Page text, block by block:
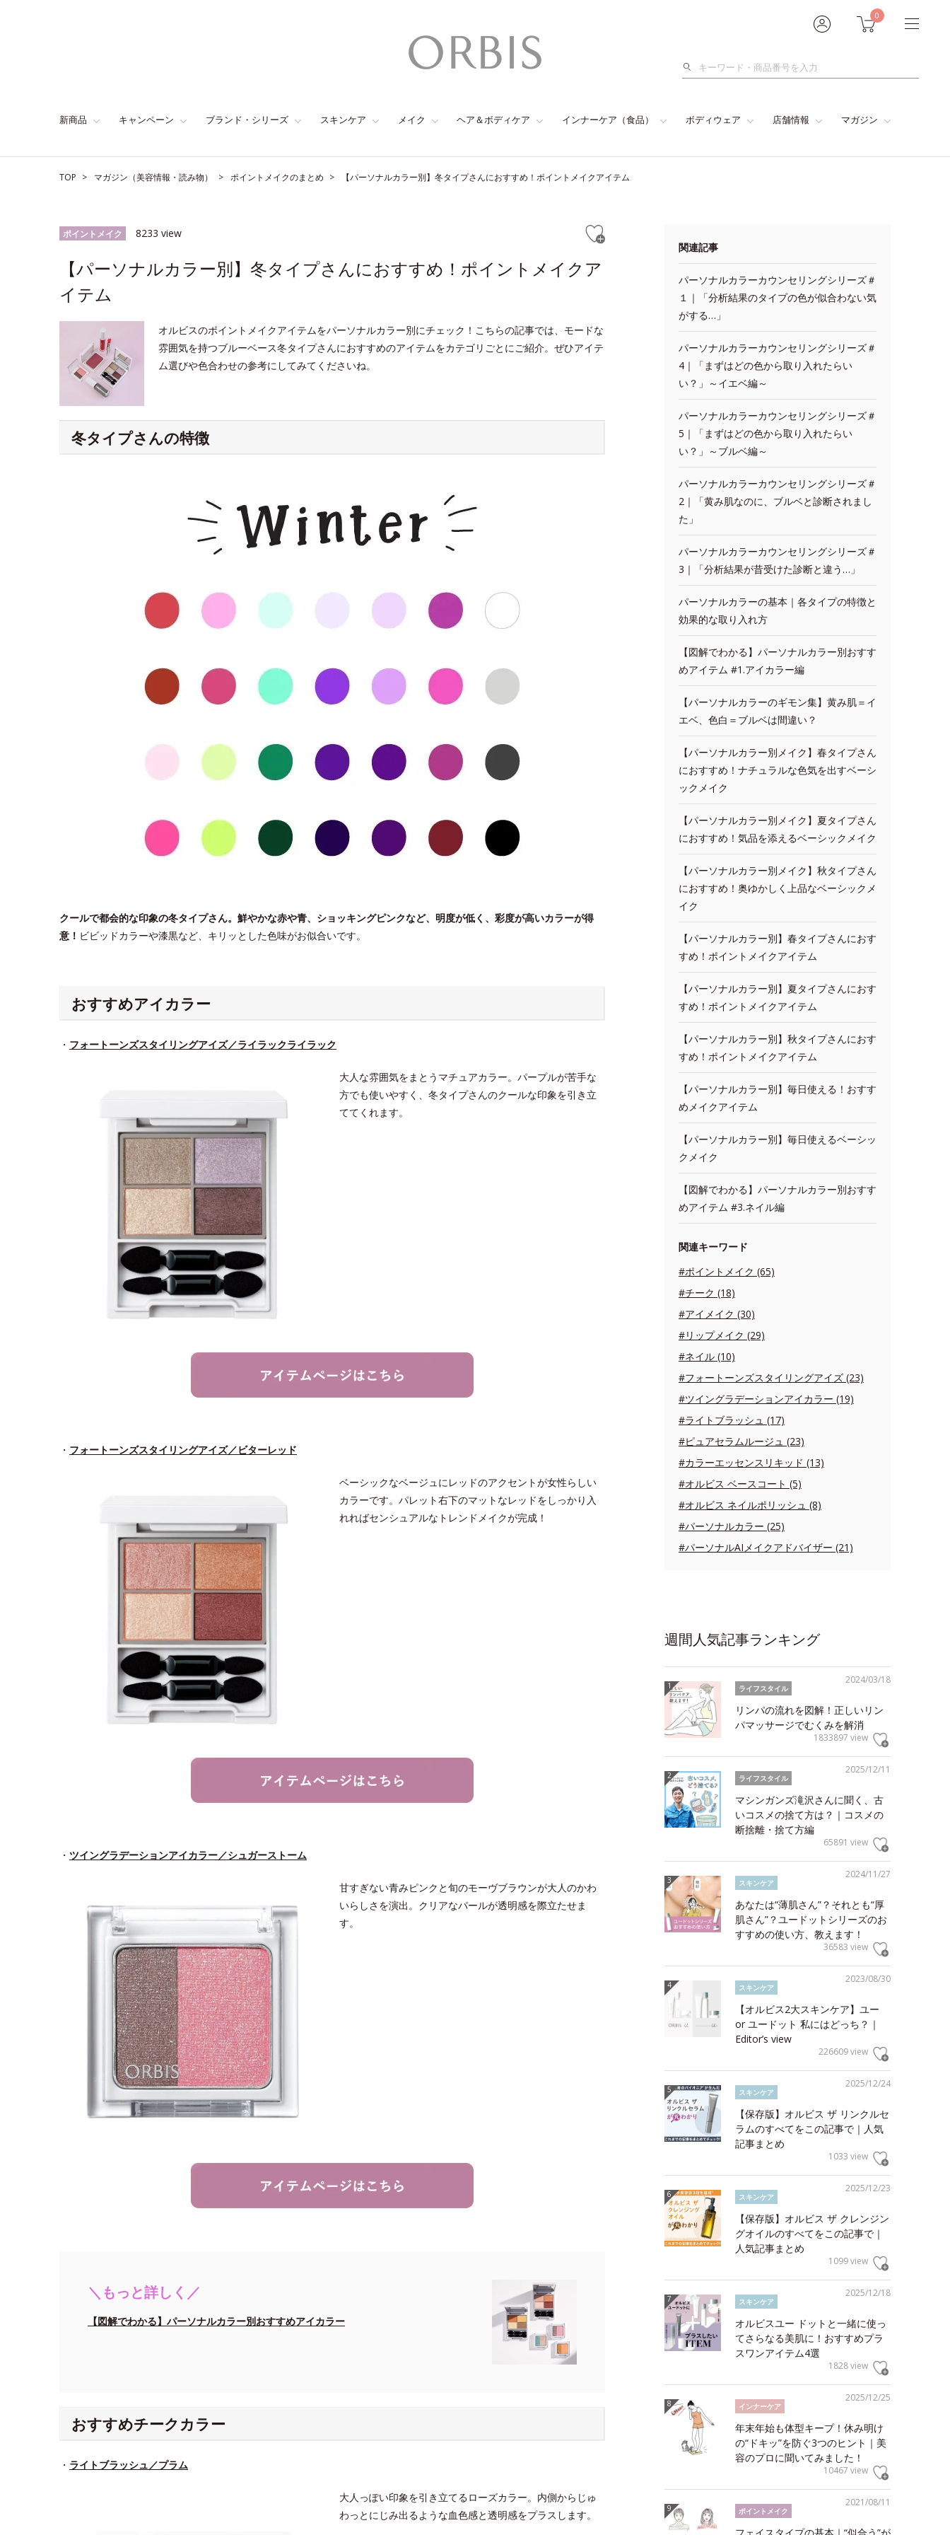
0
検
新商品 キャンペーン ブランド・シリーズ スキンケア メイク ヘア＆ボディケア インナーケア（食品） ボディウェア 店舗情報 マガジン
TOP マガジン（美容情報・読み物） ポイントメイクのまとめ 【パーソナルカラー別】冬タイプさんにおすすめ！ポイントメイクアイテム
ポイントメイク 8233 view
【パーソナルカラー別】冬タイプさんにおすすめ！ポイントメイクア
イテム
オルビスのポイントメイクアイテムをパーソナルカラー別にチェック！こちらの記事では、モードな
雰囲気を持つブルーベース冬タイプさんにおすすめのアイテムをカテゴリごとにご紹介。ぜひアイテ
ム選びや色合わせの参考にしてみてくださいね。
冬タイプさんの特徴
クールで都会的な印象の冬タイプさん。鮮やかな赤や青、ショッキングピンクなど、明度が低く、彩度が高いカラーが得
意！ ビビッドカラーや漆黒など、キリッとした色味がお似合いです。
おすすめアイカラー
・ フォートーンズスタイリングアイズ／ライラックライラック
大人な雰囲気をまとうマチュアカラー。パープルが苦手な
方でも使いやすく、冬タイプさんのクールな印象を引き立
ててくれます。
・ フォートーンズスタイリングアイズ／ビターレッド
ベーシックなベージュにレッドのアクセントが女性らしい
カラーです。パレット右下のマットなレッドをしっかり入
れればセンシュアルなトレンドメイクが完成！
・ ツイングラデーションアイカラー／シュガーストーム
甘すぎない青みピンクと旬のモーヴブラウンが大人のかわ
いらしさを演出。クリアなパールが透明感を際立たせま
す。
＼もっと詳しく／
【図解でわかる】パーソナルカラー別おすすめアイカラー
おすすめチークカラー
・ ライトブラッシュ／プラム
大人っぽい印象を引き立てるローズカラー。内側からじゅ
わっとにじみ出るような血色感と透明感をプラスします。
関連記事
パーソナルカラーカウンセリングシリーズ＃
１｜「分析結果のタイプの色が似合わない気
がする…」
パーソナルカラーカウンセリングシリーズ＃
4｜「まずはどの色から取り入れたらい
い？」～イエベ編～
パーソナルカラーカウンセリングシリーズ＃
5｜「まずはどの色から取り入れたらい
い？」～ブルベ編～
パーソナルカラーカウンセリングシリーズ＃
2｜「黄み肌なのに、ブルベと診断されまし
た」
パーソナルカラーカウンセリングシリーズ＃
3｜「分析結果が昔受けた診断と違う…」
パーソナルカラーの基本｜各タイプの特徴と
効果的な取り入れ方
【図解でわかる】パーソナルカラー別おすす
めアイテム #1.アイカラー編
【パーソナルカラーのギモン集】黄み肌＝イ
エベ、色白＝ブルベは間違い？
【パーソナルカラー別メイク】春タイプさん
におすすめ！ナチュラルな色気を出すベーシ
ックメイク
【パーソナルカラー別メイク】夏タイプさん
におすすめ！気品を添えるベーシックメイク
【パーソナルカラー別メイク】秋タイプさん
におすすめ！奥ゆかしく上品なベーシックメ
イク
【パーソナルカラー別】春タイプさんにおす
すめ！ポイントメイクアイテム
【パーソナルカラー別】夏タイプさんにおす
すめ！ポイントメイクアイテム
【パーソナルカラー別】秋タイプさんにおす
すめ！ポイントメイクアイテム
【パーソナルカラー別】毎日使える！おすす
めメイクアイテム
【パーソナルカラー別】毎日使えるベーシッ
クメイク
【図解でわかる】パーソナルカラー別おすす
めアイテム #3.ネイル編
関連キーワード
#ポイントメイク (65)
#チーク (18)
#アイメイク (30)
#リップメイク (29)
#ネイル (10)
#フォートーンズスタイリングアイズ (23)
#ツイングラデーションアイカラー (19)
#ライトブラッシュ (17)
#ピュアセラムルージュ (23)
#カラーエッセンスリキッド (13)
#オルビス ベースコート (5)
#オルビス ネイルポリッシュ (8)
#パーソナルカラー (25)
#パーソナルAIメイクアドバイザー (21)
週間人気記事ランキング
2024/03/18
ライフスタイル
リンパの流れを図解！正しいリン
パマッサージでむくみを解消
1833897 view
2025/12/11
ライフスタイル
マシンガンズ滝沢さんに聞く、古
いコスメの捨て方は？｜コスメの
断捨離・捨て方編
65891 view
2024/11/27
スキンケア
あなたは“薄肌さん”？それとも“厚
肌さん”？ユードットシリーズのお
すすめの使い方、教えます！
36583 view
2023/08/30
スキンケア
【オルビス2大スキンケア】ユー
or ユードット 私にはどっち？｜
Editor’s view
226609 view
2025/12/24
スキンケア
【保存版】オルビス ザ リンクルセ
ラムのすべてをこの記事で｜人気
記事まとめ
1033 view
2025/12/23
スキンケア
【保存版】オルビス ザ クレンジン
グオイルのすべてをこの記事で｜
人気記事まとめ
1099 view
2025/12/18
スキンケア
オルビスユー ドットと一緒に使っ
てさらなる美肌に！おすすめプラ
スワンアイテム4選
1828 view
2025/12/25
インナーケア
年末年始も体型キープ！休み明け
の“ドキッ”を防ぐ3つのヒント｜美
容のプロに聞いてみました！
10467 view
2021/08/11
ポイントメイク